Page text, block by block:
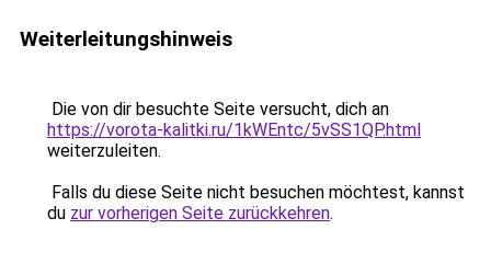
Weiterleitungshinweis
Die von dir besuchte Seite versucht, dich an
https://vorota-kalitki.ru/1kWEntc/5vSS1QP.html
weiterzuleiten.
Falls du diese Seite nicht besuchen möchtest, kannst
du zur vorherigen Seite zurückkehren.